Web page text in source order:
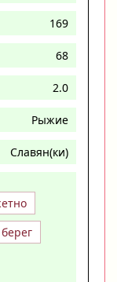
169
68
2.0
Рыжие
Славян(ки)